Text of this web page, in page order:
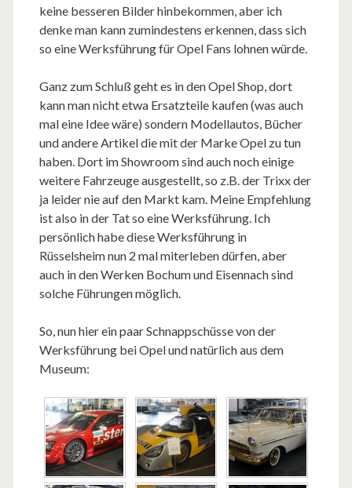
keine besseren Bilder hinbekommen, aber ich
denke man kann zumindestens erkennen, dass sich
so eine Werksführung für Opel Fans lohnen würde.
Ganz zum Schluß geht es in den Opel Shop, dort
kann man nicht etwa Ersatzteile kaufen (was auch
mal eine Idee wäre) sondern Modellautos, Bücher
und andere Artikel die mit der Marke Opel zu tun
haben. Dort im Showroom sind auch noch einige
weitere Fahrzeuge ausgestellt, so z.B. der Trixx der
ja leider nie auf den Markt kam. Meine Empfehlung
ist also in der Tat so eine Werksführung. Ich
persönlich habe diese Werksführung in
Rüsselsheim nun 2 mal miterleben dürfen, aber
auch in den Werken Bochum und Eisennach sind
solche Führungen möglich.
So, nun hier ein paar Schnappschüsse von der
Werksführung bei Opel und natürlich aus dem
Museum: